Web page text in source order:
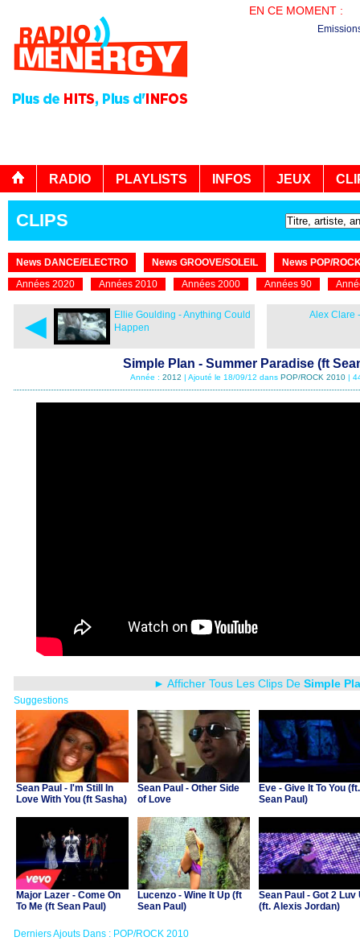
EN CE MOMENT :
RADIO PLAYLISTS INFOS JEUX
CLIPS
News DANCE/ELECTRO News GROOVE/SOLEIL
News POP/
Années 2020
Années 2010 Années 2000 Années 90
◄
Ellie Goulding - Anything Could
Happen
Alex Clare
Simple Plan - Summer Paradise (ft
Année : 2012 | Ajouté le 18/09/12 dans POP/ROCK 2010|
► Afficher Tous Les Clips De Simple
Suggestions
Sean Paul - I'm Still In
Love With You (ft Sasha)
Sean Paul - Other Side
of Love
Eve - Give It To You (ft.
Sean Paul)
Major Lazer - Come On
To Me (ft Sean Paul)
Lucenzo - Wine It Up (ft
Sean Paul)
Sean Paul - Got 2 Luv
(ft. Alexis Jordan)
Derniers Ajouts Dans : POP/ROCK 2010